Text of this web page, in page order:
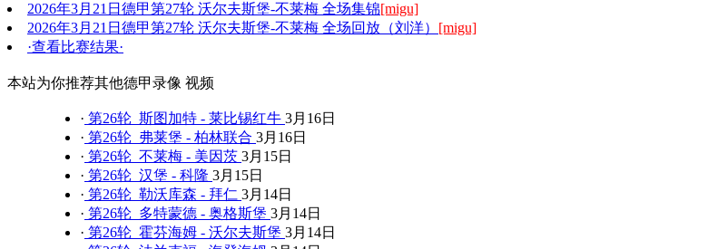
2026年3月21日德甲第27轮 沃尔夫斯堡-不莱梅 全场集锦[migu]
2026年3月21日德甲第27轮 沃尔夫斯堡-不莱梅 全场回放（刘洋） [migu]
·查看比赛结果·
本站为你推荐其他德甲录像 视频
· 第26轮 斯图加特 - 莱比锡红牛 3月16日
· 第26轮 弗莱堡 - 柏林联合 3月16日
· 第26轮 不莱梅 - 美因茨 3月15日
· 第26轮 汉堡 - 科隆 3月15日
· 第26轮 勒沃库森 - 拜仁 3月14日
· 第26轮 多特蒙德 - 奥格斯堡 3月14日
· 第26轮 霍芬海姆 - 沃尔夫斯堡 3月14日